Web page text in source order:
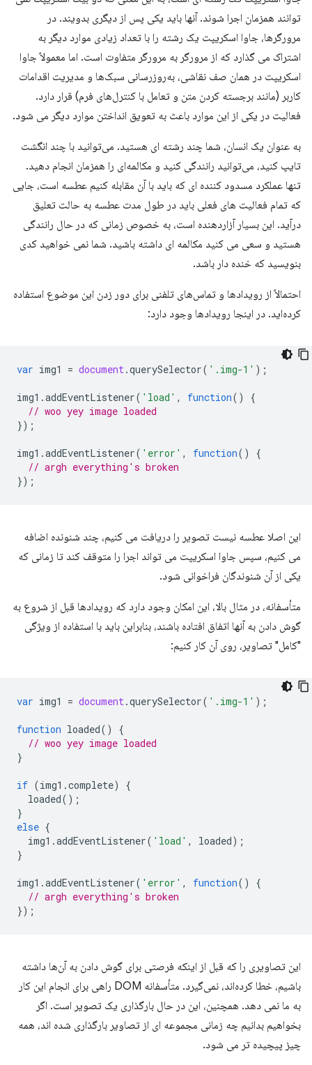
توانند همزمان اجرا شوند. آنها باید یکی پس از دیگری بدویند. در
مرورگرها، جاوا اسکریپت یک رشته را با تعداد زیادی موارد دیگر به
اشتراک می گذارد که از مرورگر به مرورگر متفاوت است. اما معمولاً جاوا
اسکریپت در همان صف نقاشی، به‌روزرسانی سبک‌ها و مدیریت اقدامات
کاربر (مانند برجسته کردن متن و تعامل با کنترل‌های فرم) قرار دارد.
فعالیت در یکی از این موارد باعث به تعویق انداختن موارد دیگر می شود.
به عنوان یک انسان، شما چند رشته ای هستید. می‌توانید با چند انگشت
تایپ کنید، می‌توانید رانندگی کنید و مکالمه‌ای را همزمان انجام دهید.
تنها عملکرد مسدود کننده ای که باید با آن مقابله کنیم عطسه است، جایی
که تمام فعالیت های فعلی باید در طول مدت عطسه به حالت تعلیق
درآید. این بسیار آزاردهنده است، به خصوص زمانی که در حال رانندگی
هستید و سعی می کنید مکالمه ای داشته باشید. شما نمی خواهید کدی
بنویسید که خنده دار باشد.
احتمالاً از رویدادها و تماس‌های تلفنی برای دور زدن این موضوع استفاده
کرده‌اید. در اینجا رویدادها وجود دارد:
var img1 = document.querySelector( '.img-1' );
img1 .addEventListener( 'load' , function()
{
// woo yey image loaded
});
img1 .addEventListener( 'error' , function()
{
// argh everything's broken
});
این اصلا عطسه نیست تصویر را دریافت می کنیم، چند شنونده اضافه
می کنیم، سپس جاوا اسکریپت می تواند اجرا را متوقف کند تا زمانی که
یکی از آن شنوندگان فراخوانی شود.
متأسفانه، در مثال بالا، این امکان وجود دارد که رویدادها قبل از شروع به
گوش دادن به آنها اتفاق افتاده باشند، بنابراین باید با استفاده از ویژگی
"کامل" تصاویر، روی آن کار کنیم:
var img1 = document.querySelector( '.img-1' );
function loaded()
{
// woo yey image loaded
}
if (img1 .complete)
{
loaded();
}
else {
img1 .addEventListener( 'load' , loaded);
}
img1 .addEventListener( 'error' , function()
{
// argh everything's broken
});
این تصاویری را که قبل از اینکه فرصتی برای گوش دادن به آن‌ها داشته
باشیم، خطا کرده‌اند، نمی‌گیرد. متأسفانه DOM راهی برای انجام این کار
به ما نمی دهد. همچنین، این در حال بارگذاری یک تصویر است. اگر
بخواهیم بدانیم چه زمانی مجموعه ای از تصاویر بارگذاری شده اند، همه
چیز پیچیده تر می شود.